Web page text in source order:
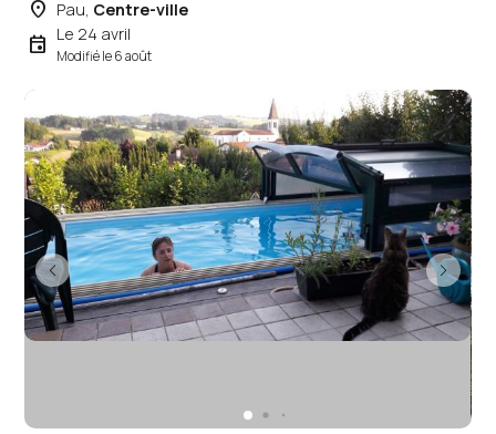
place Pau, Centre-ville
event Le 24 avril
Modifié le 6 août